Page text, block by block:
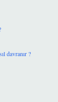
davranır ?